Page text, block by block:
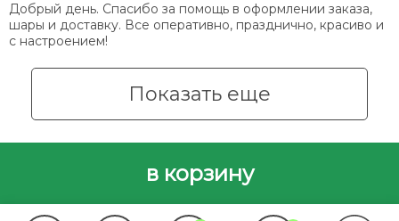
в корзину
Добрый день. Спасибо за помощь в оформлении заказа,
шары и доставку. Все оперативно, празднично, красиво и
с настроением!
Показать еще